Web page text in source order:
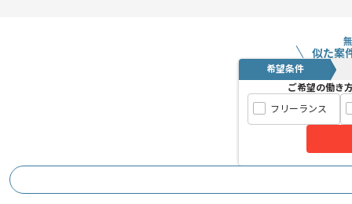
似た案
希望条件
ご希望の働き
フリーランス